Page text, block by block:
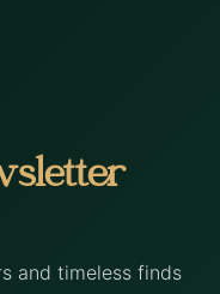
and timeless finds